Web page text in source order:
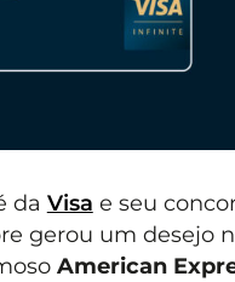
da Visa e seu
gerou um desejo
American